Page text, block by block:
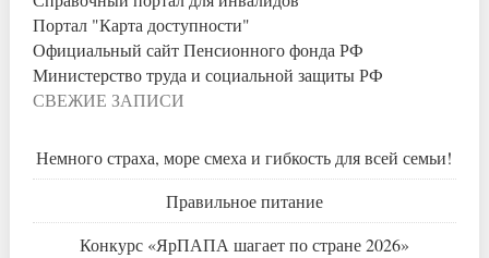
Портал "Карта доступности"
Официальный сайт Пенсионного фонда РФ
Министерство труда и социальной защиты РФ
СВЕЖИЕ ЗАПИСИ
Немного страха, море смеха и гибкость для всей семьи!
Правильное питание
Конкурс «ЯрПАПА шагает по стране 2026»